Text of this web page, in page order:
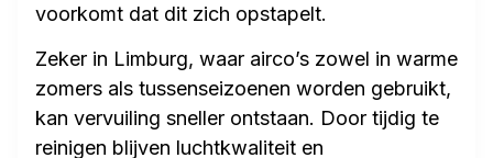
voorkomt dat dit zich opstapelt.
Zeker in Limburg, waar airco’s zowel in warme
zomers als tussenseizoenen worden gebruikt,
kan vervuiling sneller ontstaan. Door tijdig te
reinigen blijven luchtkwaliteit en